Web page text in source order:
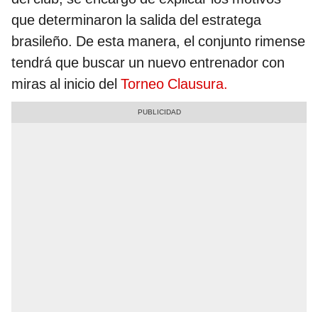
que determinaron la salida del estratega
brasileño. De esta manera, el conjunto rimense
tendrá que buscar un nuevo entrenador con
miras al inicio del Torneo Clausura.